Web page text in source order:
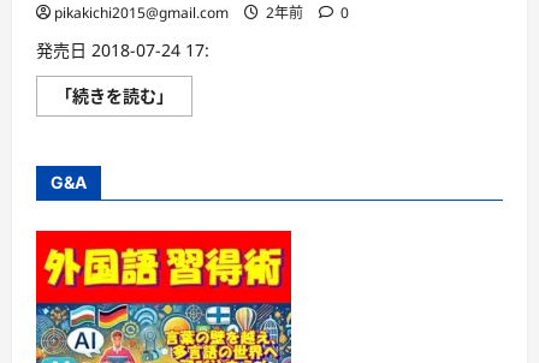
pikakichi2015@gmail.com 2年前 0
発売日 2018-07-24 17:
「続きを読む」
学
す
に
話
せ
る！
英
会
話
1000
G&A